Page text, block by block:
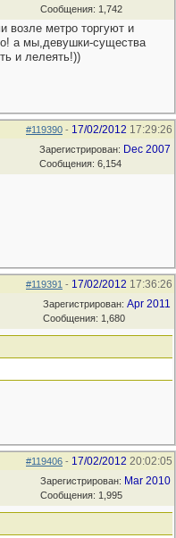
Сообщения: 1,742
возле метро торгуют и
а мы,девушки-существа
и лелеять!))
#119390 - 17/02/2012 17:29:26
Зарегистрирован: Dec 2007
Сообщения: 6,154
#119391 - 17/02/2012 17:36:26
Зарегистрирован: Apr 2011
Сообщения: 1,680
#119406 - 17/02/2012 20:02:05
Зарегистрирован: Mar 2010
Сообщения: 1,995